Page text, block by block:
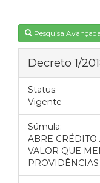
Pesquisa Avançada
Decreto 1/
Status:
Vigente
Súmula:
ABRE
VALOR QUE
PROVIDÊNCIAS